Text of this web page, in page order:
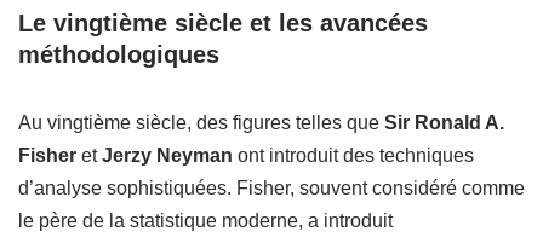
Le vingtième siècle et les avancées
méthodologiques
Au vingtième siècle, des figures telles que Sir Ronald A.
Fisher etJerzy Neyman ont introduit des techniques
d’analyse sophistiquées. Fisher, souvent considéré comme
le père de la statistique moderne, a introduit